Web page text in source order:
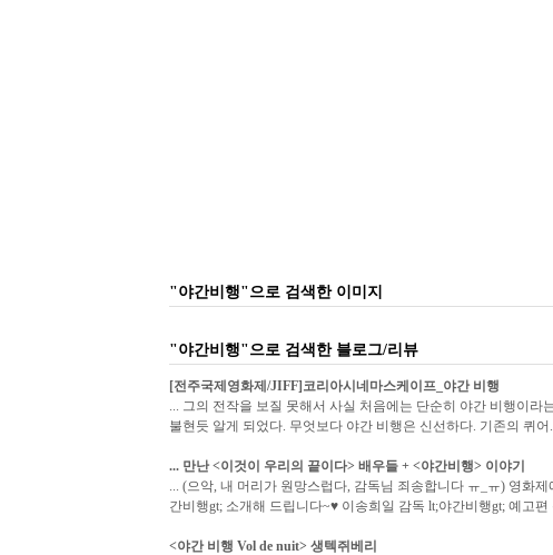
"야간비행"으로 검색한 이미지
"야간비행"으로 검색한 블로그/리뷰
[전주국제영화제/JIFF]코리아시네마스케이프_ 야간 비행
... 그의 전작을 보질 못해서 사실 처음에는 단순히 야간 비행이
불현듯 알게 되었다. 무엇보다 야간 비행은 신선하다. 기존의 퀴어
... 만난 <이것이 우리의 끝이다> 배우들 + <야간비행> 이야기
... (으악, 내 머리가 원망스럽다, 감독님 죄송합니다 ㅠ_ㅠ) 영화
간비행gt; 소개해 드립니다~♥ 이송희일 감독 lt;야간비행gt; 예고편
<야간 비행 Vol de nuit> 생텍쥐베리